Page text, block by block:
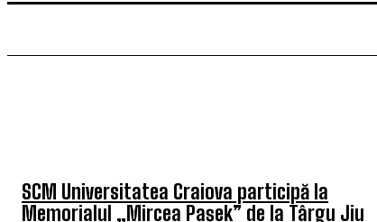
SCM Universitatea Craiova participă la
Memorialul „Mircea Pașek” de la Târgu Jiu